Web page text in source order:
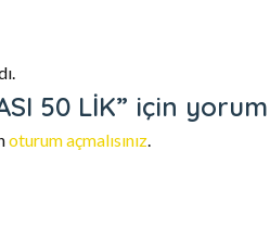
50 LİK” için
oturum açmalısınız.